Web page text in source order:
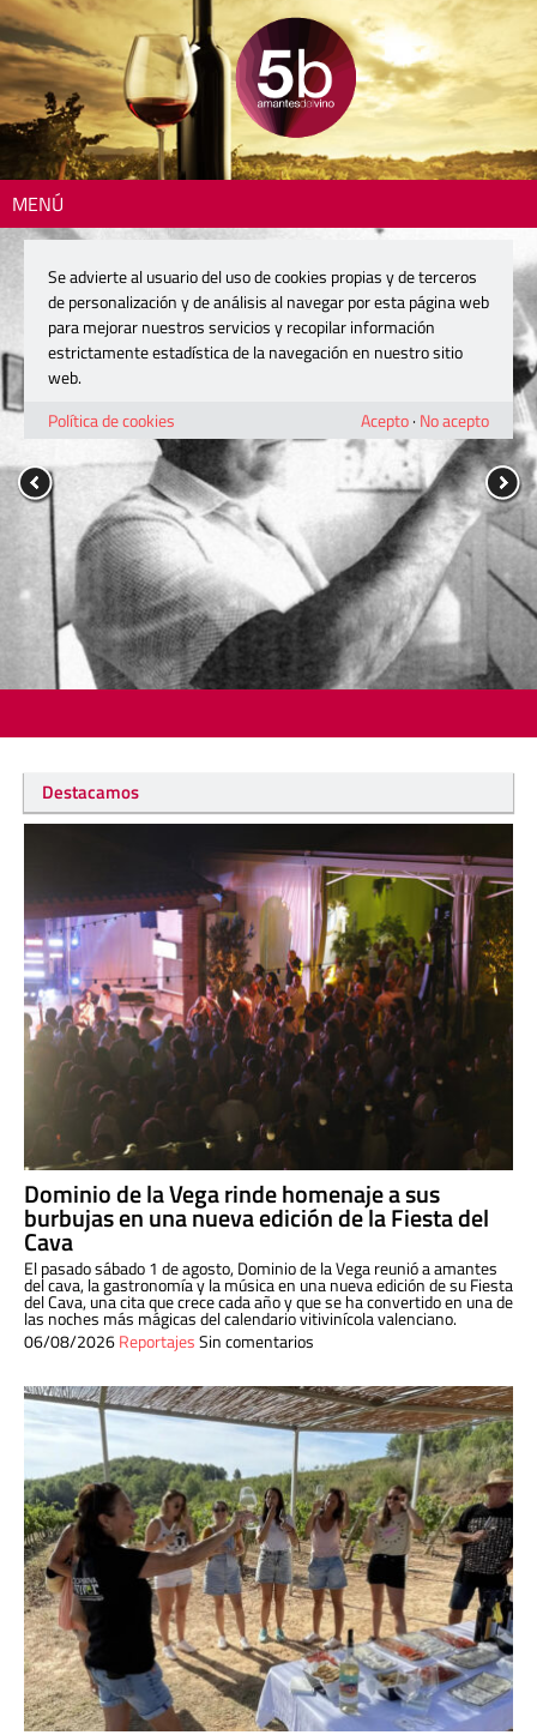
MENÚ
Destacamos
Dominio de la Vega rinde homenaje a sus
burbujas en una nueva edición de la Fiesta del
Cava
El pasado sábado 1 de agosto, Dominio de la Vega reunió a amantes
del cava, la gastronomía y la música en una nueva edición de su Fiesta
del Cava, una cita que crece cada año y que se ha convertido en una de
las noches más mágicas del calendario vitivinícola valenciano.
06/08/2026ReportajesSin comentarios
Se advierte al usuario del uso de cookies propias y de terceros
de personalización y de análisis al navegar por esta página web
para mejorar nuestros servicios y recopilar información
estrictamente estadística de la navegación en nuestro sitio
web.
Política de cookies
Acepto· No acepto